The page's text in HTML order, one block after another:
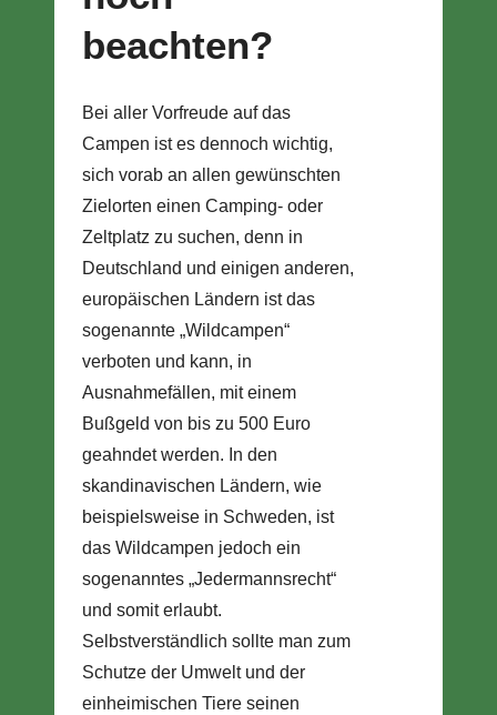
beachten?
Bei aller Vorfreude auf das
Campen ist es dennoch wichtig,
sich vorab an allen gewünschten
Zielorten einen Camping- oder
Zeltplatz zu suchen, denn in
Deutschland und einigen anderen,
europäischen Ländern ist das
sogenannte „Wildcampen“
verboten und kann, in
Ausnahmefällen, mit einem
Bußgeld von bis zu 500 Euro
geahndet werden. In den
skandinavischen Ländern, wie
beispielsweise in Schweden, ist
das Wildcampen jedoch ein
sogenanntes „Jedermannsrecht“
und somit erlaubt.
Selbstverständlich sollte man zum
Schutze der Umwelt und der
einheimischen Tiere seinen